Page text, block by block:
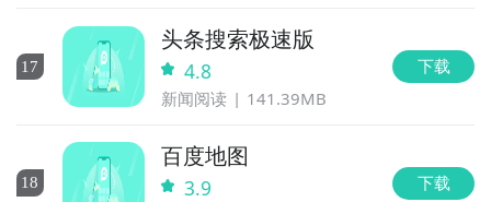
17
头条搜索极速版
4.8
新闻阅读 141.39MB
下载
18
百度地图
3.9 下载